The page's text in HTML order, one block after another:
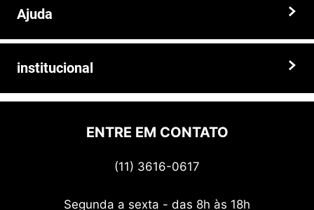
Somos a solução ideal para quem busca peças e acessórios agrícolas
Ajuda
Prazos e entregas
institucional
Quem somos
Politica de privacidadeENTRE EM CONTATO
(11) 3616-0617
Segunda a sexta - das 8h às 18h